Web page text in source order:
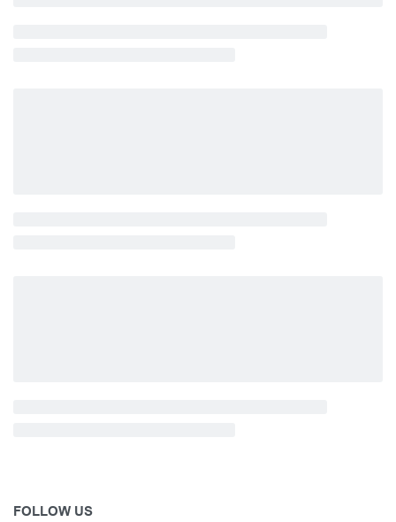
FOLLOW US